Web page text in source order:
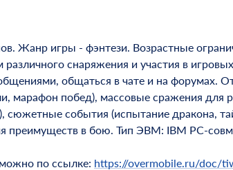
Жанр игры - фэнтези. Возрастные
снаряжения и участия в
общаться в чате и на форумах.
марафон побед), массовые сражения для
сюжетные события (испытание дракона,
преимуществ в бою. Тип ЭВМ: IBM PC-
по ссылке: https://overmobile.ru/doc/